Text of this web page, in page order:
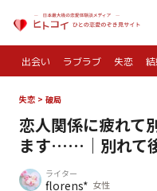
出会い ラブラブ 失恋
失恋 > 破局
恋人関係に疲れて
ます……｜別れて
ライター
florens* 女性